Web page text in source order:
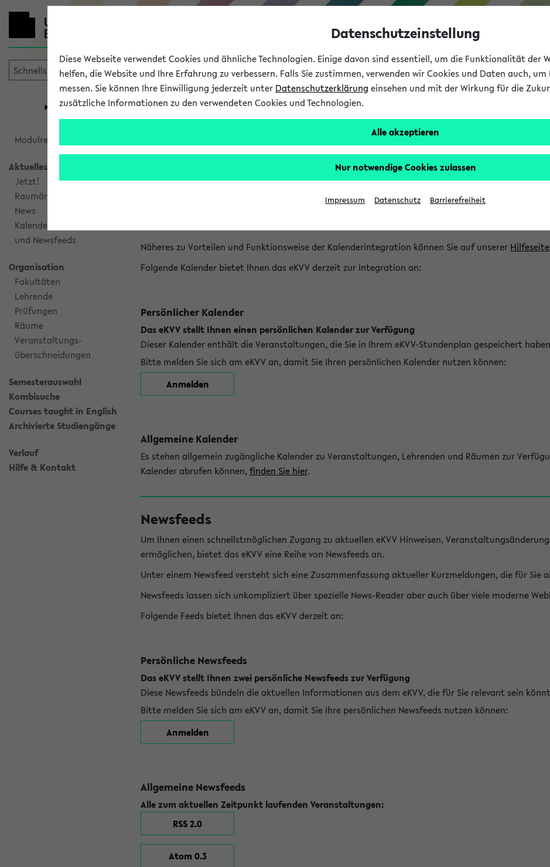
Universität Forschung Studium
eKVV
Modulrecherche
Aktuelles
Jetzt!
Raumänderungen
News
Kalenderintegration
und Newsfeeds
Organisation
Fakultäten
Lehrende
Prüfungen
Räume
Veranstaltungs-
überschneidungen
Semesterauswahl
Kombisuche
Courses taught in English
Archivierte Studiengänge
Verlauf
Hilfe & Kontakt
Kalenderintegration und Newsfeeds
Kalenderintegration
Das eKVV bietet Ihnen die Möglichkeit, Veranstaltungstermine in eine Vielzahl von
Näheres zu Vorteilen und Funktionsweise der Kalenderintegration können Sie auf unserer Hilfeseite
Folgende Kalender bietet Ihnen das eKVV derzeit zur Integration an:
Persönlicher Kalender
Das eKVV stellt Ihnen einen persönlichen Kalender zur Verfügung
Dieser Kalender enthält die Veranstaltungen, die Sie in Ihrem eKVV-Stundenplan gespeichert
Bitte melden Sie sich am eKVV an, damit Sie Ihren persönlichen Kalender nutzen können:
Anmelden
Allgemeine Kalender
Es stehen allgemein zugängliche Kalender zu Veranstaltungen, Lehrenden und Räumen zur
Kalender abrufen können, finden Sie hier.
Newsfeeds
Um Ihnen einen schnellstmöglichen Zugang zu aktuellen eKVV Hinweisen,
ermöglichen, bietet das eKVV eine Reihe von Newsfeeds an.
Unter einem Newsfeed versteht sich eine Zusammenfassung aktueller Kurzmeldungen, die für Sie
Newsfeeds lassen sich unkompliziert über spezielle News-Reader aber auch über viele moderne
Folgende Feeds bietet Ihnen das eKVV derzeit an:
Persönliche Newsfeeds
Das eKVV stellt Ihnen zwei persönliche Newsfeeds zur Verfügung
Diese Newsfeeds bündeln die aktuellen Informationen aus dem eKVV, die für Sie relevant sein
Bitte melden Sie sich am eKVV an, damit Sie Ihre persönlichen Newsfeeds nutzen können:
Anmelden
Allgemeine Newsfeeds
Alle zum aktuellen Zeitpunkt laufenden Veranstaltungen:
RSS 2.0
Atom 0.3
Datenschutzeinstellung
Diese Webseite verwendet Cookies und ähnliche Technologien. Einige davon sind essentiell, um die Funktionalität der
helfen, die Website und Ihre Erfahrung zu verbessern. Falls Sie zustimmen, verwenden wir Cookies und Daten auch,
messen. Sie können Ihre Einwilligung jederzeit unter Datenschutzerklärung einsehen und mit der Wirkung für die
zusätzliche Informationen zu den verwendeten Cookies und Technologien.
Alle akzeptieren
Nur notwendige Cookies zulassen
Impressum Datenschutz Barrierefreiheit